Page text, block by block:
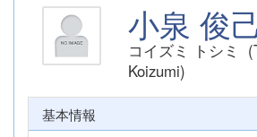
小泉 俊
コイズミ トシミ
Koizumi)
基本情報